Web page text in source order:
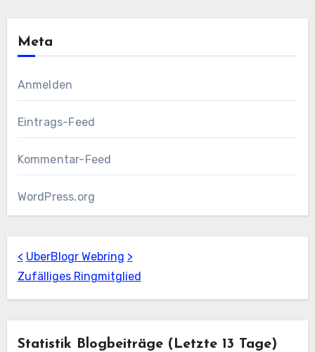
Meta
Anmelden
Eintrags-Feed
Kommentar-Feed
WordPress.org
< UberBlogr Webring >
Zufälliges Ringmitglied
Statistik Blogbeiträge (letzte 13 Tage)